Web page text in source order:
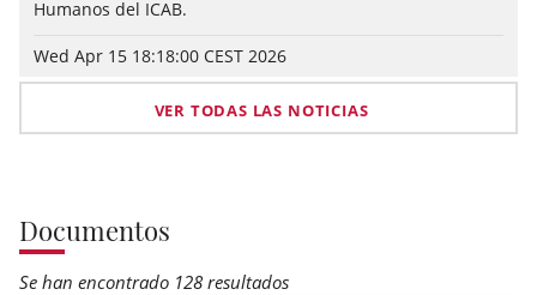
Humanos del ICAB.
Wed Apr 15 18:18:00 CEST 2026
VER TODAS LAS NOTICIAS
Documentos
Se han encontrado 128 resultados